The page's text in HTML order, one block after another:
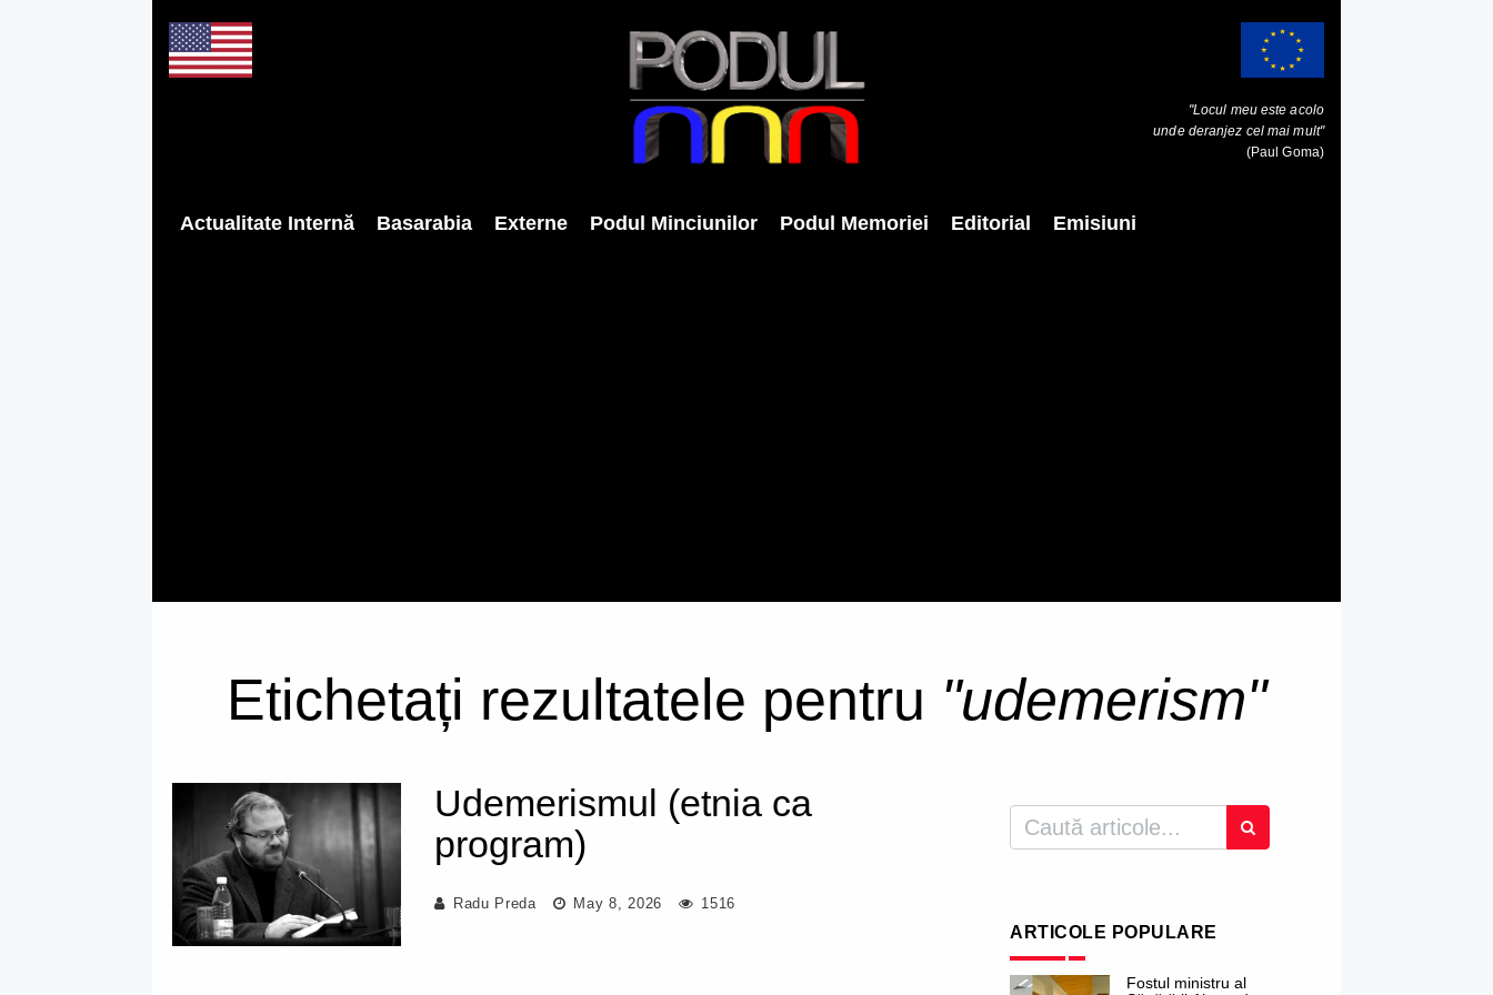
"Locul meu este acolo
unde deranjez cel mai mult"
(Paul Goma)
Actualitate Internă Basarabia Externe Podul Minciunilor Podul Memoriei Editorial Emisiuni
Etichetați rezultatele pentru "udemerism"
Udemerismul (etnia ca
program)
Radu Preda May 8, 2026 1516
ARTICOLE POPULARE
Fostul ministru al